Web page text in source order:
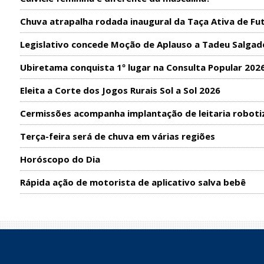
Chuva atrapalha rodada inaugural da Taça Ativa de
Legislativo concede Moção de Aplauso a Tadeu
Ubiretama conquista 1º lugar na Consulta Popular
Eleita a Corte dos Jogos Rurais Sol a Sol 2026
Cermissões acompanha implantação de leitaria
Terça-feira será de chuva em várias regiões
Horóscopo do Dia
Rápida ação de motorista de aplicativo salva bebê